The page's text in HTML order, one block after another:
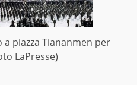
a piazza Tiananmen per
LaPresse)